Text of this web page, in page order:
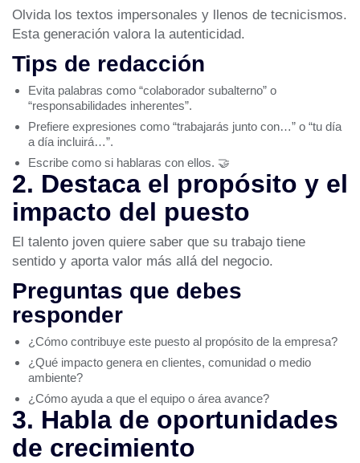
Olvida los textos impersonales y llenos de tecnicismos.
Esta generación valora la autenticidad.
Tips de redacción
Evita palabras como “colaborador subalterno” o
“responsabilidades inherentes”.
Prefiere expresiones como “trabajarás junto con…” o “tu día
a día incluirá…”.
Escribe como si hablaras con ellos. 🤝
2. Destaca el propósito y el
impacto del puesto
El talento joven quiere saber que su trabajo tiene
sentido y aporta valor más allá del negocio.
Preguntas que debes
responder
¿Cómo contribuye este puesto al propósito de la empresa?
¿Qué impacto genera en clientes, comunidad o medio
ambiente?
¿Cómo ayuda a que el equipo o área avance?
3. Habla de oportunidades
de crecimiento